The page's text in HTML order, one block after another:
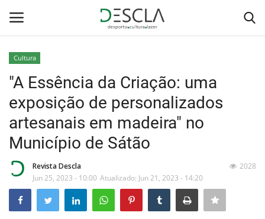
Home
...by Descla
Desporto
Contactos
Cultura
"A Essência da Criação: uma
exposição de personalizados
artesanais em madeira" no
Município de Sátão
Revista Descla
Jun 25, 2023 - 10:00 Atualizado: Jun 21, 2023 - 14:20
2028